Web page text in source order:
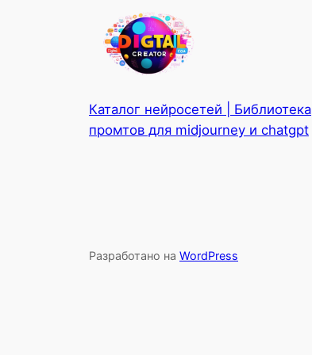
Каталог нейросетей | Библиотека
промтов для midjourney и chatgpt
Разработано на WordPress